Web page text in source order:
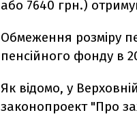
або 7640 грн.)
Обмеження розміру
пенсійного фонду в
Як відомо, у
законопроект "Про